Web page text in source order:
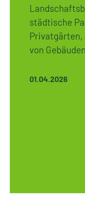
städtische
Privatgärten,
von
01.04.2026